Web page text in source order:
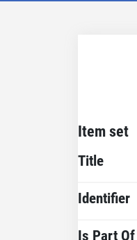
Item set
Title
Identifier
Is Part Of